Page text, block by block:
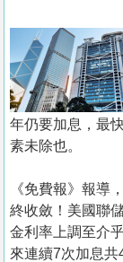
置
業
手
冊
於
我
們
年仍要加息，最
素未除也。
《免費報》報導
終收斂！美國聯
金利率上調至介
來連續7次加息